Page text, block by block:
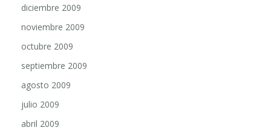
noviembre 2009
octubre 2009
septiembre 2009
agosto 2009
julio 2009
abril 2009
marzo 2009